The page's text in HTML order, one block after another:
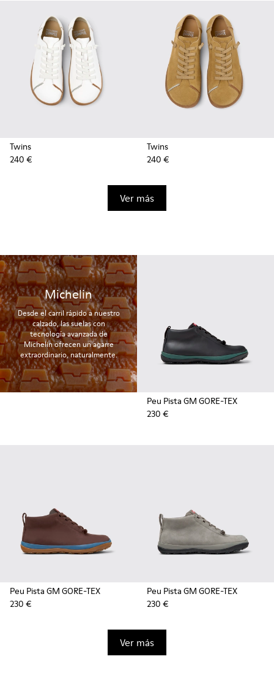
Twins
240 €
Twins
240 €
Ver más
Michelin
Desde el carril rápido a nuestro
calzado, las suelas con
tecnología avanzada de
Michelin ofrecen un agarre
extraordinario, naturalmente.
Peu Pista GM GORE-TEX
230 €
Peu Pista GM GORE-TEX
230 €
Peu Pista GM GORE-TEX
230 €
Ver más